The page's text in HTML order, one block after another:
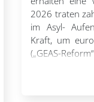
2026 traten
im Asyl-
Kraft, um
(„GEAS-
verbunden.